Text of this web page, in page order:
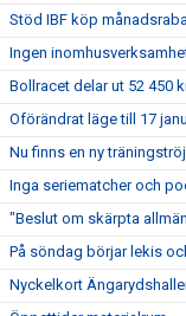
Stöd IBF köp
Ingen
Bollracet delar ut 52 450
Oförändrat läge till 17
Nu finns en ny
Inga seriematcher och
"Beslut om skärpta
På söndag börjar lekis
Nyckelkort